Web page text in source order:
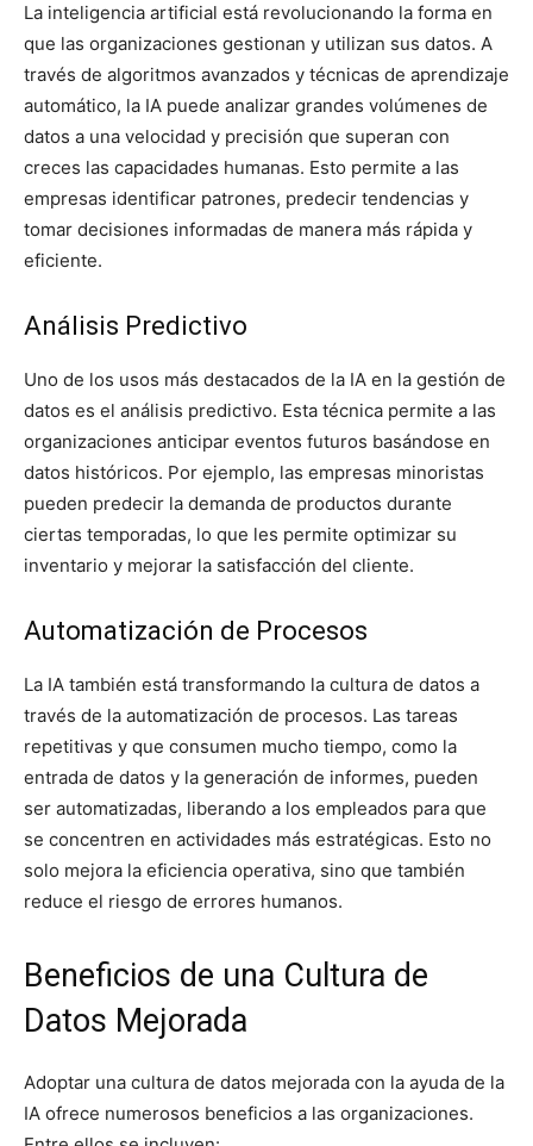
La inteligencia artificial está revolucionando la forma en
que las organizaciones gestionan y utilizan sus datos. A
través de algoritmos avanzados y técnicas de aprendizaje
automático, la IA puede analizar grandes volúmenes de
datos a una velocidad y precisión que superan con
creces las capacidades humanas. Esto permite a las
empresas identificar patrones, predecir tendencias y
tomar decisiones informadas de manera más rápida y
eficiente.
Análisis Predictivo
Uno de los usos más destacados de la IA en la gestión de
datos es el análisis predictivo. Esta técnica permite a las
organizaciones anticipar eventos futuros basándose en
datos históricos. Por ejemplo, las empresas minoristas
pueden predecir la demanda de productos durante
ciertas temporadas, lo que les permite optimizar su
inventario y mejorar la satisfacción del cliente.
Automatización de Procesos
La IA también está transformando la cultura de datos a
través de la automatización de procesos. Las tareas
repetitivas y que consumen mucho tiempo, como la
entrada de datos y la generación de informes, pueden
ser automatizadas, liberando a los empleados para que
se concentren en actividades más estratégicas. Esto no
solo mejora la eficiencia operativa, sino que también
reduce el riesgo de errores humanos.
Beneficios de una Cultura de
Datos Mejorada
Adoptar una cultura de datos mejorada con la ayuda de la
IA ofrece numerosos beneficios a las organizaciones.